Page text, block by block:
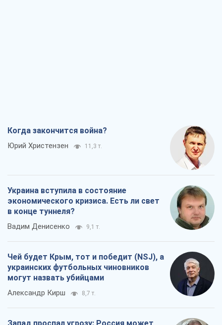
Когда закончится война?
Юрий Христензен 11,3 т.
Украина вступила в состояние
экономического кризиса. Есть ли свет
в конце туннеля?
Вадим Денисенко 9,1 т.
Чей будет Крым, тот и победит (NSJ), а
украинских футбольных чиновников
могут назвать убийцами
Александр Кирш 8,7 т.